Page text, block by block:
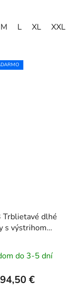
M L XL XXL
dlhé
s výstrihom
tmavomodré
do 3-5 dní
94,50 €